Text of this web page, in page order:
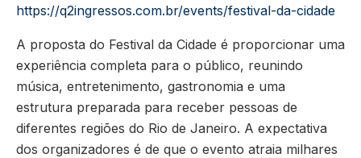
https://q2ingressos.com.br/events/festival-da-cidade
A proposta do Festival da Cidade é proporcionar uma
experiência completa para o público, reunindo
música, entretenimento, gastronomia e uma
estrutura preparada para receber pessoas de
diferentes regiões do Rio de Janeiro. A expectativa
dos organizadores é de que o evento atraia milhares